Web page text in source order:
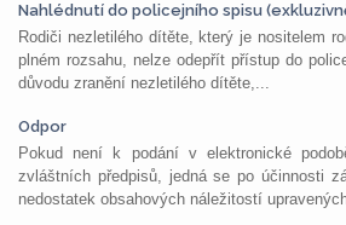
Nahlédnutí do policejního spisu
Rodiči nezletilého dítěte, který je nositelem
plném rozsahu, nelze odepřít přístup do
důvodu zranění nezletilého dítěte,...
Odpor
Pokud není k podání v elektronické
zvláštních předpisů, jedná se po účinnosti
nedostatek obsahových náležitostí